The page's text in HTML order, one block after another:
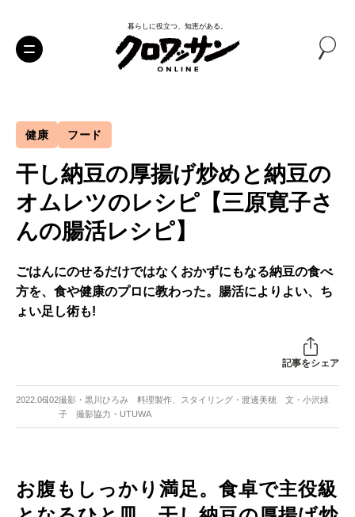
暮らしに役立つ、知恵がある。
健康 フード
干し納豆の厚揚げ炒めと納豆の
オムレツのレシピ【三原寛子さ
んの腸活レシピ】
ごはんにのせるだけではなくおかずにもなる納豆の食べ
方を、食や健康のプロに教わった。腸活によりよい、ち
ょい足し術も!
記事をシェア
2022.06.02撮影・黒川ひろみ 料理製作、スタイリング・渡邊美穂 文・小沢緑
子 撮影協力・UTUWA
お腹もしっかり満足。食卓で主役級